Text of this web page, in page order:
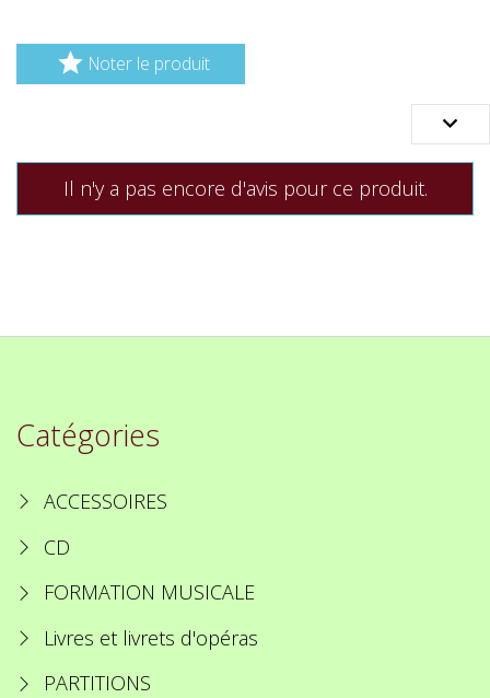
 Noter le produit

Il n'y a pas encore d'avis pour ce produit.
Catégories
ACCESSOIRES
CD
FORMATION MUSICALE
Livres et livrets d'opéras
PARTITIONS